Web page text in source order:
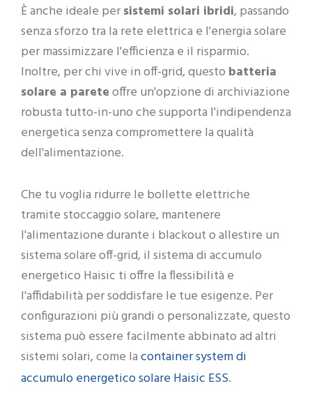
È anche ideale persistemi solari ibridi, passando
senza sforzo tra la rete elettrica e l'energia solare
per massimizzare l'efficienza e il risparmio.
Inoltre, per chi vive in off-grid, questo batteria
solare a pareteoffre un'opzione di archiviazione
robusta tutto-in-uno che supporta l'indipendenza
energetica senza compromettere la qualità
dell'alimentazione.
Che tu voglia ridurre le bollette elettriche
tramite stoccaggio solare, mantenere
l'alimentazione durante i blackout o allestire un
sistema solare off-grid, il sistema di accumulo
energetico Haisic ti offre la flessibilità e
l'affidabilità per soddisfare le tue esigenze. Per
configurazioni più grandi o personalizzate, questo
sistema può essere facilmente abbinato ad altri
sistemi solari, come lacontainer system di
accumulo energetico solare Haisic ESS.